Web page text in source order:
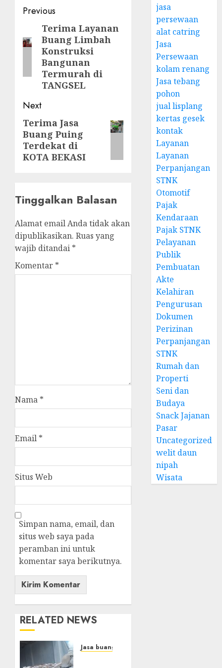
Post
navigation
Previous
Previous
post:
Terima Layanan
Buang Limbah
Konstruksi
Bangunan
Termurah di
TANGSEL
Next
Next
post:
Terima Jasa
Buang Puing
Terdekat di
KOTA BEKASI
Tinggalkan Balasan
Alamat email Anda tidak akan
dipublikasikan. Ruas yang
wajib ditandai *
Komentar *
Nama *
Email *
Situs Web
Simpan nama, email, dan
situs web saya pada
peramban ini untuk
komentar saya berikutnya.
RELATED NEWS
Jasa buang puing
jasa
persewaan
alat catring
Jasa
Persewaan
kolam renang
Jasa tebang
pohon
jual lisplang
kertas gesek
kontak
Layanan
Layanan
Perpanjangan
STNK
Otomotif
Pajak
Kendaraan
Pajak STNK
Pelayanan
Publik
Pembuatan
Akte
Kelahiran
Pengurusan
Dokumen
Perizinan
Perpanjangan
STNK
Rumah dan
Properti
Seni dan
Budaya
Snack Jajanan
Pasar
Uncategorized
welit daun
nipah
Wisata